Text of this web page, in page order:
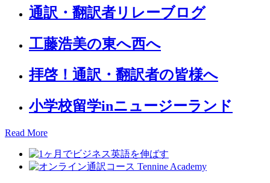
通訳・翻訳者リレーブログ
工藤浩美の東へ西へ
拝啓！通訳・翻訳者の皆様へ
小学校留学inニュージーランド
Read More